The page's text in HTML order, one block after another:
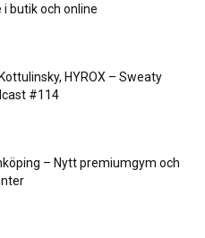
i butik och online
HYROX – Sweaty
#114
– Nytt premiumgym och